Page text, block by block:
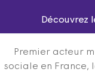
Découvrez
Premier acteur
sociale en France,